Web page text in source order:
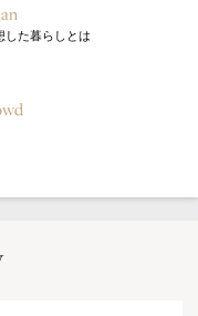
した暮らしとは